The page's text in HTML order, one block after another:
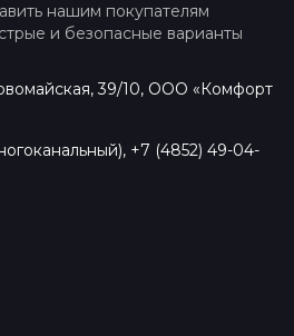
нашим покупателям
и безопасные варианты
39/10, ООО «Комфорт
+7 (4852) 49-04-